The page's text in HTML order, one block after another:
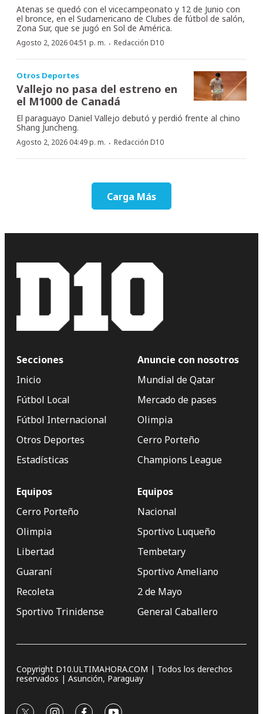
Atenas se quedó con el vicecampeonato y 12 de Junio con
el bronce, en el Sudamericano de Clubes de fútbol de salón,
Zona Sur, que se jugó en Sol de América.
Agosto 2, 2026 04:51 p. m. · Redacción D10
Otros Deportes
Vallejo no pasa del estreno en
el M1000 de Canadá
El paraguayo Daniel Vallejo debutó y perdió frente al chino
Shang Juncheng.
Agosto 2, 2026 04:49 p. m. · Redacción D10
Carga Más
Secciones
Inicio
Fútbol Local
Fútbol Internacional
Otros Deportes
Estadísticas
Anuncie con nosotros
Mundial de Qatar
Mercado de pases
Olimpia
Cerro Porteño
Champions League
Equipos
Cerro Porteño
Olimpia
Libertad
Guaraní
Recoleta
Sportivo Trinidense
Equipos
Nacional
Sportivo Luqueño
Tembetary
Sportivo Ameliano
2 de Mayo
General Caballero
Copyright D10.ULTIMAHORA.COM | Todos los derechos
reservados | Asunción, Paraguay